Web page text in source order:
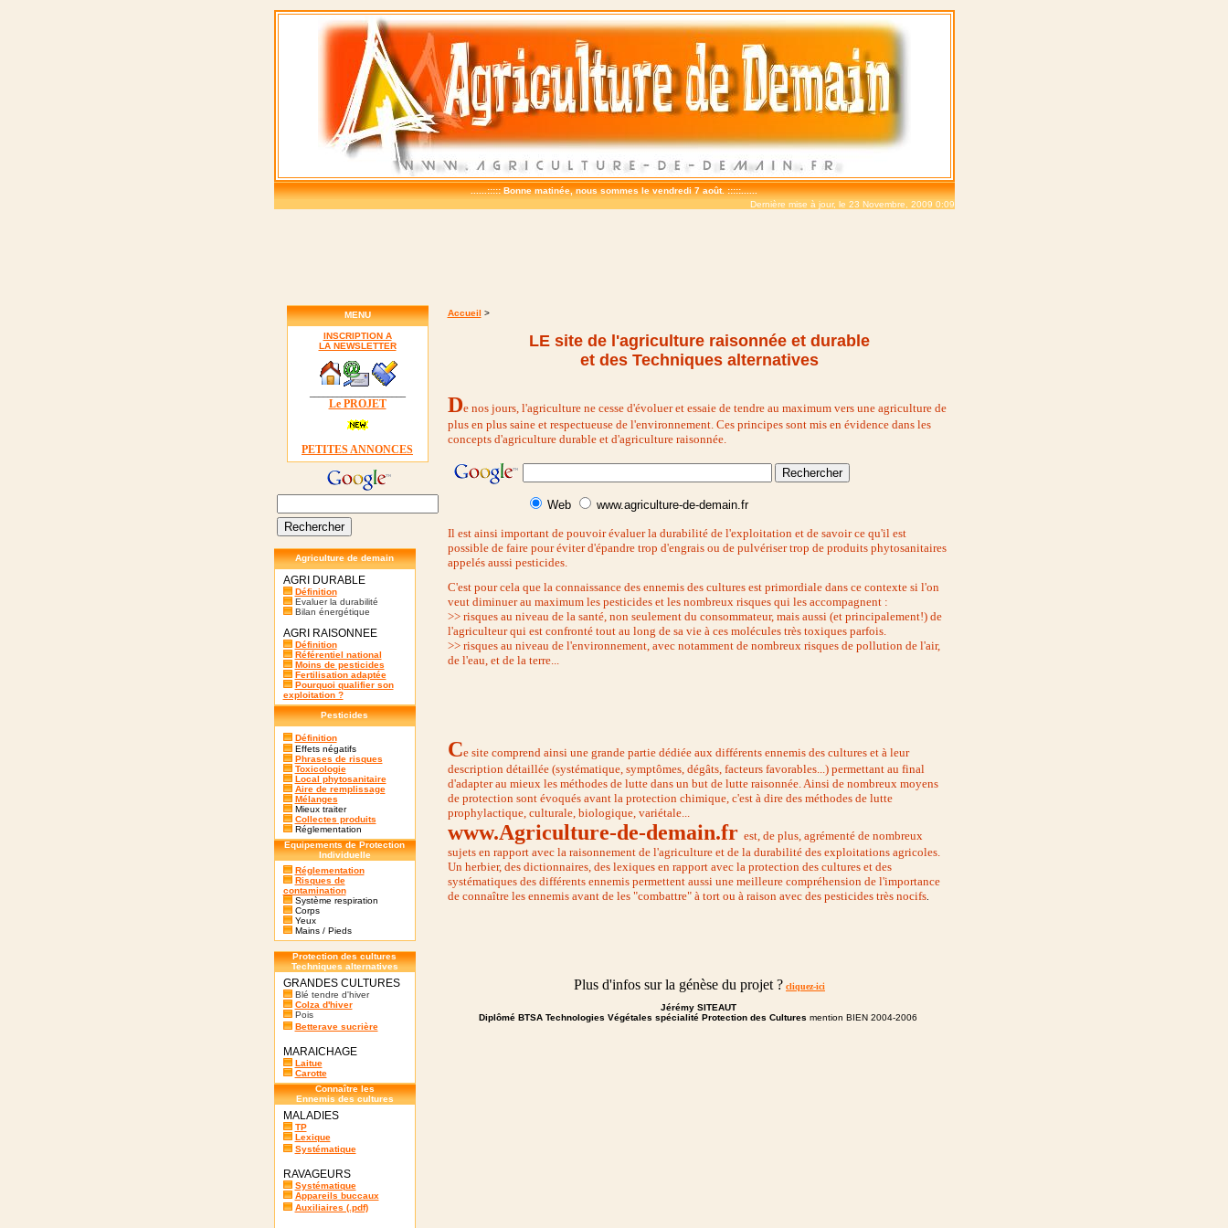
......:::::Bonne matinée, nous sommes le vendredi 7 août. :::::......
Dernière mise à jour, le 23 Novembre, 2009 0:09
MENU
INSCRIPTION A
LA NEWSLETTER
Le PROJET
PETITES ANNONCES
Agriculture de demain
AGRI DURABLE
Définition
Evaluer la durabilité
Bilan énergétique
AGRI RAISONNEE
Définition
Référentiel national
Moins de pesticides
Fertilisation adaptée
Pourquoi qualifier son
exploitation ?
Pesticides
Définition
Effets négatifs
Phrases de risques
Toxicologie
Local phytosanitaire
Aire de remplissage
Mélanges
Mieux traiter
Collectes produits
Réglementation
Equipements de Protection
Individuelle
Réglementation
Risques de
contamination
Système respiration
Corps
Yeux
Mains / Pieds
Protection des cultures
Techniques alternatives
GRANDES CULTURES
Blé tendre d'hiver
Colza d'hiver
Pois
Betterave sucrière
MARAICHAGE
Laitue
Carotte
Connaître les
Ennemis des cultures
MALADIES
TP
Lexique
Systématique
RAVAGEURS
Systématique
Appareils buccaux
Auxiliaires (.pdf)
Accueil >
LE site de l'agriculture raisonnée et durable
et des Techniques alternatives
De nos jours, l'agriculture ne cesse d'évoluer et essaie de tendre au maximumvers une agriculture de
plus en plus saine et respectueuse de l'environnement. Ces principes sont mis en évidence dans les
concepts d'agriculture durable et d'agriculture raisonnée.
Web www.agriculture-de-demain.fr
Il est ainsi important de pouvoir évaluer la durabilité de l'exploitation et de savoir ce qu'il est
possible de faire pour éviter d'épandre trop d'engrais ou de pulvériser trop de produits phytosanitaires
appelés aussi pesticides.
C'est pour cela que la connaissance des ennemis des cultures est primordiale dans ce contexte si l'on
veut diminuer au maximum les pesticides et les nombreux risques qui les accompagnent :
>> risques au niveau de la santé, non seulement du consommateur, mais aussi (et principalement!) de
l'agriculteur qui est confronté tout au long de sa vie à ces molécules très toxiques parfois.
>> risques au niveau de l'environnement, avec notamment de nombreux risques de pollution de l'air,
de l'eau, et de la terre...
Ce site comprend ainsi une grande partie dédiée aux différents ennemis des cultures et à leur
description détaillée (systématique, symptômes, dégâts, facteurs favorables...) permettant au final
d'adapter au mieux les méthodes de lutte dans un but de lutte raisonnée. Ainsi de nombreux moyens
de protection sont évoqués avant la protection chimique, c'est à dire des méthodes de lutte
prophylactique, culturale, biologique, variétale...
www.Agriculture-de-demain.fr est, de plus, agrémenté de nombreux
sujets en rapport avec la raisonnement de l'agriculture et de la durabilité des exploitations agricoles.
Un herbier, des dictionnaires, des lexiques en rapport avec la protection des cultures et des
systématiques des différents ennemis permettent aussi une meilleure compréhension de l'importance
de connaître les ennemis avant de les "combattre" à tort ou à raison avec des pesticides très nocifs.
Plus d'infos sur la génèse du projet ? cliquez-ici
Jérémy SITEAUT
Diplômé BTSA Technologies Végétales spécialité Protection des Cultures mention BIEN 2004-2006